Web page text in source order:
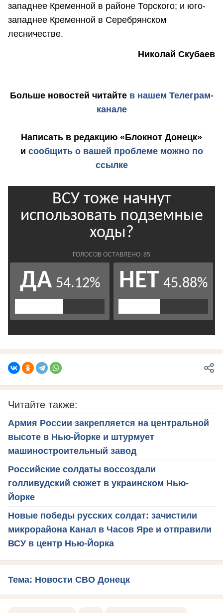
западнее Кременной в районе Торского; и юго-
западнее Кременной в Серебрянском
лесничестве.
Николай Скубаев
Больше новостей читайте в нашем Телеграм-
канале
Написать в редакцию «Блокнот Донецк»
и сообщить о вашей проблеме можно по
ссылке
Читайте также:
Армия России закрепляется на центральной
высоте в Нью-Йорке и штурмует
машиностроительный завод
Российские солдаты воссоздали
голливудский сюжет в украинском Нью-
Йорке
Новые победы русских солдат: зачистили
микрорайона Канал в Часов Яре и отправили
ВСУ в центр Нью-Йорка
Тема: Новости СВО Донецк